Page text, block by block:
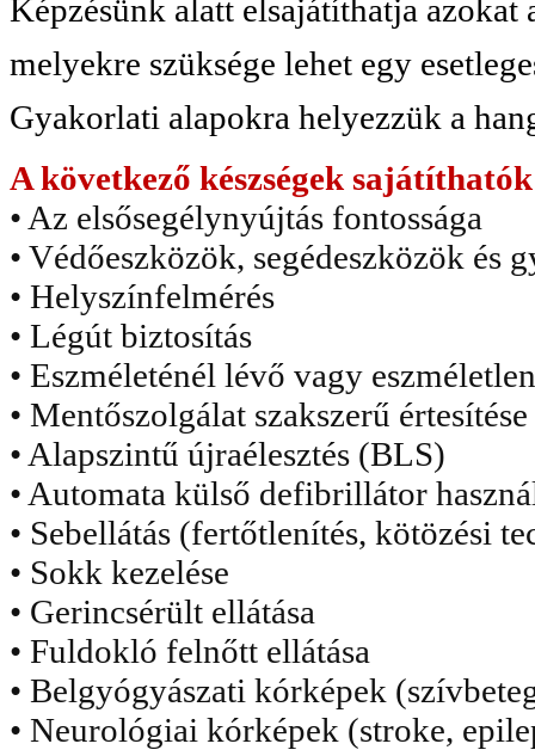
Képzésünk alatt elsajátíthatja azokat
melyekre szüksége lehet egy
Gyakorlati alapokra helyezzük a
A következő készségek
• Az elsősegélynyújtás fontossága
• Védőeszközök, segédeszközök és
• Helyszínfelmérés
• Légút biztosítás
• Eszméleténél lévő vagy
• Mentőszolgálat szakszerű értesítése
• Alapszintű újraélesztés (BLS)
• Automata külső defibrillátor
• Sebellátás (fertőtlenítés, kötözési
• Sokk kezelése
• Gerincsérült ellátása
• Fuldokló felnőtt ellátása
• Belgyógyászati kórképek
• Neurológiai kórképek (stroke,